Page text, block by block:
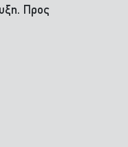
Προς